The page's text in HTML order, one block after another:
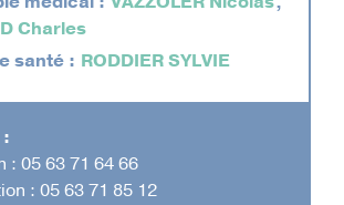
Charles
santé : RODDIER SYLVIE
: 05 63 71 64 66
: 05 63 71 85 12